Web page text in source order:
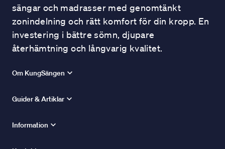
sängar och madrasser med genomtänkt
zonindelning och rätt komfort för din kropp. En
investering i bättre sömn, djupare
återhämtning och långvarig kvalitet.
Om KungSängen
Guider & Artiklar
Information